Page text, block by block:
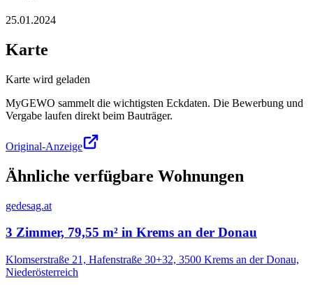
25.01.2024
Karte
Karte wird geladen
MyGEWO sammelt die wichtigsten Eckdaten. Die Bewerbung und
Vergabe laufen direkt beim Bauträger.
Original-Anzeige
Ähnliche verfügbare Wohnungen
gedesag.at
3 Zimmer, 79,55 m² in Krems an der Donau
Klomserstraße 21, Hafenstraße 30+32, 3500 Krems an der Donau,
Niederösterreich